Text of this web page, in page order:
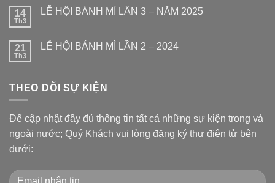
14
Th3
LỄ HỘI BÁNH MÌ LẦN 3 – NĂM 2025
21
Th3
LỄ HỘI BÁNH MÌ LẦN 2 – 2024
THEO DÕI SỰ KIỆN
Để cập nhật đầy đủ thông tin tất cả những sự kiện trong và
ngoài nước; Quý Khách vui lòng đăng ký thư điện tử bên
dưới: